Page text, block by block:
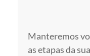
Manteremos
as etapas da